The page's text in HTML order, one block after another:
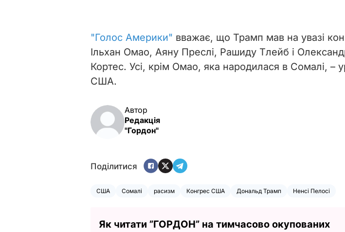
"Голос Америки" вважає, що Трамп мав на увазі
Ільхан Омао, Аяну Преслі, Рашиду Тлейб і
Кортес. Усі, крім Омао, яка народилася в Сомалі, –
США.
Автор
Редакція
"Гордон"
Поділитися
США Сомалі расизм Конгрес США Дональд Трамп Ненсі Пелосі
Як читати ”ГОРДОН” на тимчасово окупованих